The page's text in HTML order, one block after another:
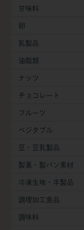
甘味料
卵
乳製品
油脂類
ナッツ
チョコレート
フルーツ
ベジタブル
豆・豆乳製品
製菓・製パン素材
冷凍生地・半製品
調理加工食品
調味料